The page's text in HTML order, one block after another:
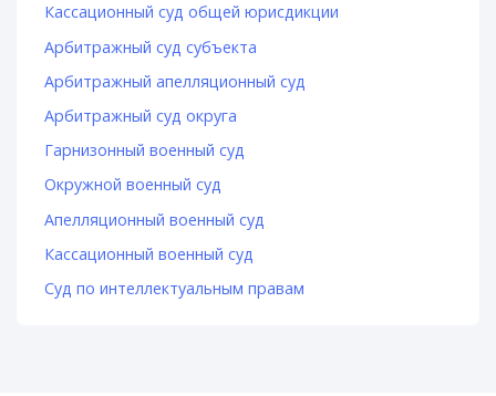
Кассационный суд общей юрисдикции
Арбитражный суд субъекта
Арбитражный апелляционный суд
Арбитражный суд округа
Гарнизонный военный суд
Окружной военный суд
Апелляционный военный суд
Кассационный военный суд
Суд по интеллектуальным правам